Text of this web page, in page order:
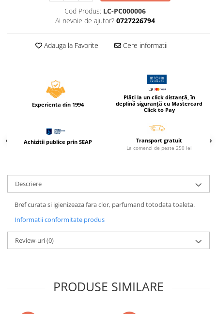
Caiete si blocuri pentru desen
Caiete incepatori Tip I, II, III
Caiete speciale
Hartie glacee
Vocabulare
Acuarele, guase, tempera si
pensule
Accesorii pictura
Carioci
Ascutitori
Creioane
Creioane mecanice si rezerve
Cod Produs: LC-PC000006
Ai nevoie de ajutor? 0727226794
Adauga la Favorite Cere informatii
Experienta din 1994
Plăți la un click distanță, în
deplină siguranță cu Mastercard
Click to Pay
Achizitii publice prin SEAP Transport gratuit
La comenzi de peste 250 lei
Descriere
Bref curata si igienizeaza fara clor, parfumand totodata toaleta.
Informatii conformitate produs
Review-uri(0)
PRODUSE SIMILARE